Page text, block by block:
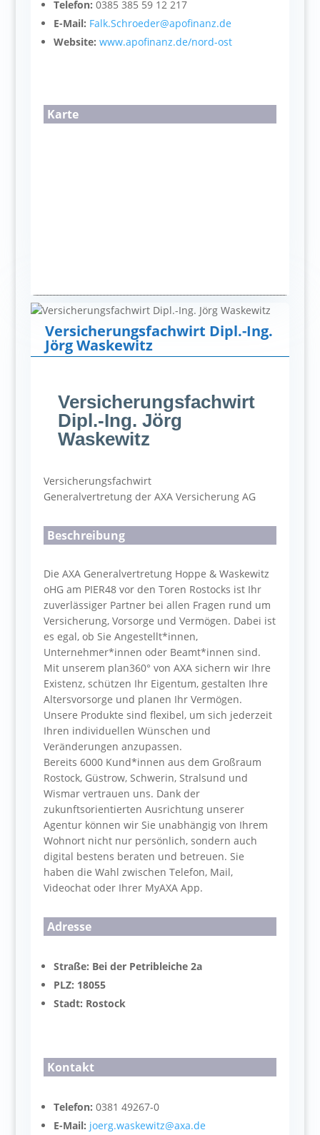
Telefon: 0385 385 59 12 217
E-Mail: Falk.Schroeder@apofinanz.de
Website: www.apofinanz.de/nord-ost
Karte
Versicherungsfachwirt Dipl.-Ing.
Jörg Waskewitz
Versicherungsfachwirt
Dipl.-Ing. Jörg
Waskewitz
Versicherungsfachwirt
Generalvertretung der AXA Versicherung AG
Beschreibung
Die AXA Generalvertretung Hoppe & Waskewitz
oHG am PIER48 vor den Toren Rostocks ist Ihr
zuverlässiger Partner bei allen Fragen rund um
Versicherung, Vorsorge und Vermögen. Dabei ist
es egal, ob Sie Angestellt*innen,
Unternehmer*innen oder Beamt*innen sind.
Mit unserem plan360° von AXA sichern wir Ihre
Existenz, schützen Ihr Eigentum, gestalten Ihre
Altersvorsorge und planen Ihr Vermögen.
Unsere Produkte sind flexibel, um sich jederzeit
Ihren individuellen Wünschen und
Veränderungen anzupassen.
Bereits 6000 Kund*innen aus dem Großraum
Rostock, Güstrow, Schwerin, Stralsund und
Wismar vertrauen uns. Dank der
zukunftsorientierten Ausrichtung unserer
Agentur können wir Sie unabhängig von Ihrem
Wohnort nicht nur persönlich, sondern auch
digital bestens beraten und betreuen. Sie
haben die Wahl zwischen Telefon, Mail,
Videochat oder Ihrer MyAXA App.
Adresse
Straße: Bei der Petribleiche 2a
PLZ: 18055
Stadt: Rostock
Kontakt
Telefon: 0381 49267-0
E-Mail: joerg.waskewitz@axa.de